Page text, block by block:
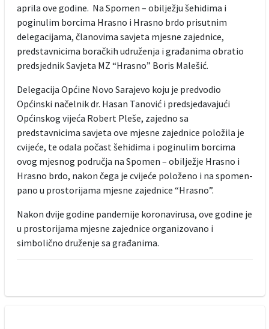
aprila ove godine. Na Spomen – obilježju šehidima i
poginulim borcima Hrasno i Hrasno brdo prisutnim
delegacijama, članovima savjeta mjesne zajednice,
predstavnicima boračkih udruženja i građanima obratio
predsjednik Savjeta MZ “Hrasno” Boris Malešić.
Delegacija Općine Novo Sarajevo koju je predvodio
Općinski načelnik dr. Hasan Tanović i predsjedavajući
Općinskog vijeća Robert Pleše, zajedno sa
predstavnicima savjeta ove mjesne zajednice položila je
cvijeće, te odala počast šehidima i poginulim borcima
ovog mjesnog područja na Spomen – obilježje Hrasno i
Hrasno brdo, nakon čega je cvijeće položeno i na spomen-
pano u prostorijama mjesne zajednice “Hrasno”.
Nakon dvije godine pandemije koronavirusa, ove godine je
u prostorijama mjesne zajednice organizovano i
simbolično druženje sa građanima.